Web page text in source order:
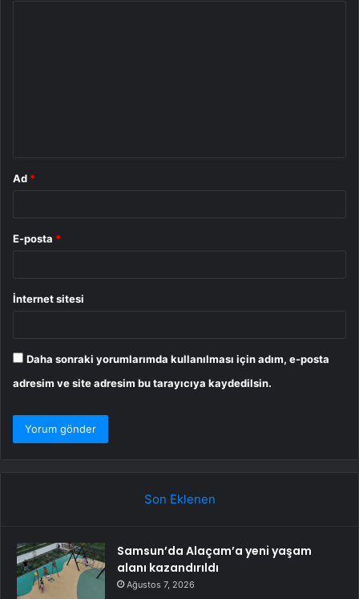
Ad *
E-posta *
İnternet sitesi
Daha sonraki yorumlarımda kullanılması için adım, e-posta
adresim ve site adresim bu tarayıcıya kaydedilsin.
Son Eklenen
Samsun’da Alaçam’a yeni yaşam
alanı kazandırıldı
Ağustos 7, 2026